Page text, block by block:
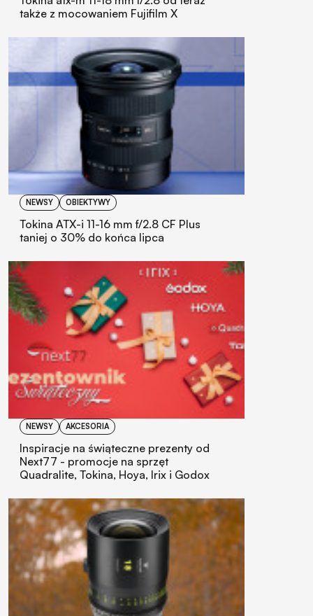
także z mocowaniem Fujifilm X
NEWSY OBIEKTYWY
Tokina ATX-i 11-16 mm f/2.8 CF Plus
taniej o 30% do końca lipca
NEWSY AKCESORIA
Inspiracje na świąteczne prezenty od
Next77 - promocje na sprzęt
Quadralite, Tokina, Hoya, Irix i Godox